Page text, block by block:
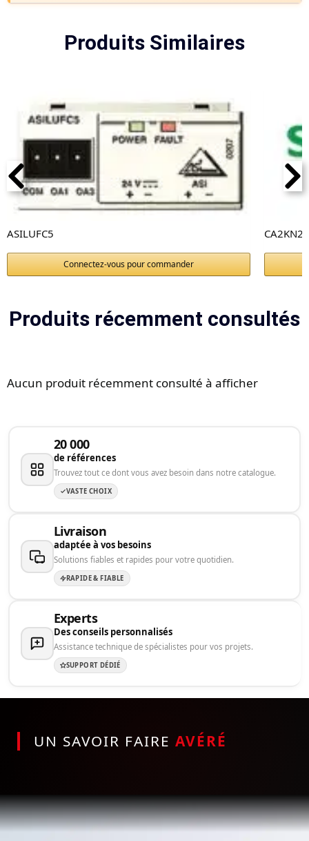
Produits Similaires
ASILUFC5
Connectez-vous pour commander
Produits récemment consultés
Aucun produit récemment consulté à afficher
20 000
de références
Trouvez tout ce dont vous avez besoin dans notre catalogue.
VASTE CHOIX
Livraison
adaptée à vos besoins
Solutions fiables et rapides pour votre quotidien.
RAPIDE & FIABLE
Experts
Des conseils personnalisés
Assistance technique de spécialistes pour vos projets.
SUPPORT DÉDIÉ
UN SAVOIR FAIRE AVÉRÉ